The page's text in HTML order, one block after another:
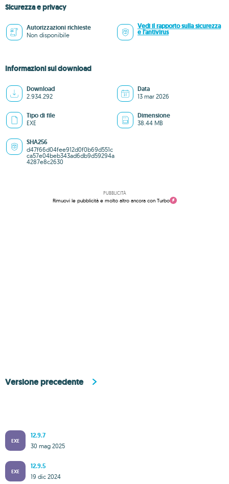
Sicurezza e privacy
Autorizzazioni richieste
Non disponibile
Vedi il rapporto sulla sicurezza
e l'antivirus
Informazioni sul download
Download
2.934.292
Data
13 mar 2026
Tipo di file
EXE
Dimensione
38.44 MB
SHA256
d47f66d04fee912d0f0b69d551c
ca57e04beb343ad6db9d59294a
4287e8c2630
PUBBLICITÀ
Rimuovi le pubblicità e molto altro ancora con Turbo
Versione precedente
EXE
12.9.7
30 mag 2025
EXE
12.9.5
19 dic 2024